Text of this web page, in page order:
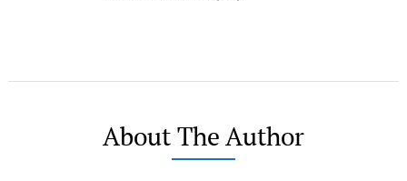
About The Author